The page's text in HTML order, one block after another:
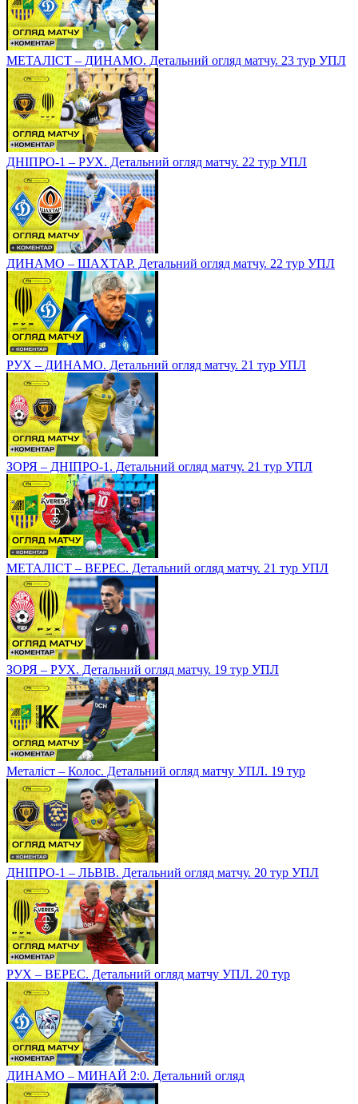
МЕТАЛІСТ – ДИНАМО. Детальний огляд матчу. 23 тур УПЛ
ДНІПРО-1 – РУХ. Детальний огляд матчу. 22 тур УПЛ
ДИНАМО – ШАХТАР. Детальний огляд матчу. 22 тур УПЛ
РУХ – ДИНАМО. Детальний огляд матчу. 21 тур УПЛ
ЗОРЯ – ДНІПРО-1. Детальний огляд матчу. 21 тур УПЛ
МЕТАЛІСТ – ВЕРЕС. Детальний огляд матчу. 21 тур УПЛ
ЗОРЯ – РУХ. Детальний огляд матчу. 19 тур УПЛ
Металіст – Колос. Детальний огляд матчу УПЛ. 19 тур
ДНІПРО-1 – ЛЬВІВ. Детальний огляд матчу. 20 тур УПЛ
РУХ – ВЕРЕС. Детальний огляд матчу УПЛ. 20 тур
ДИНАМО – МИНАЙ 2:0. Детальний огляд